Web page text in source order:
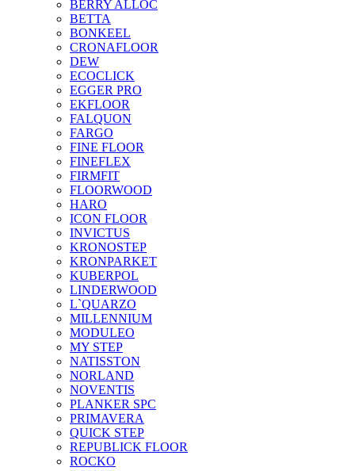
BERRY ALLOC
BETTA
BONKEEL
CRONAFLOOR
DEW
ECOCLICK
EGGER PRO
EKFLOOR
FALQUON
FARGO
FINE FLOOR
FINEFLEX
FIRMFIT
FLOORWOOD
HARO
ICON FLOOR
INVICTUS
KRONOSTEP
KRONPARKET
KUBERPOL
LINDERWOOD
L`QUARZO
MILLENNIUM
MODULEO
MY STEP
NATISSTON
NORLAND
NOVENTIS
PLANKER SPC
PRIMAVERA
QUICK STEP
REPUBLICK FLOOR
ROCKO